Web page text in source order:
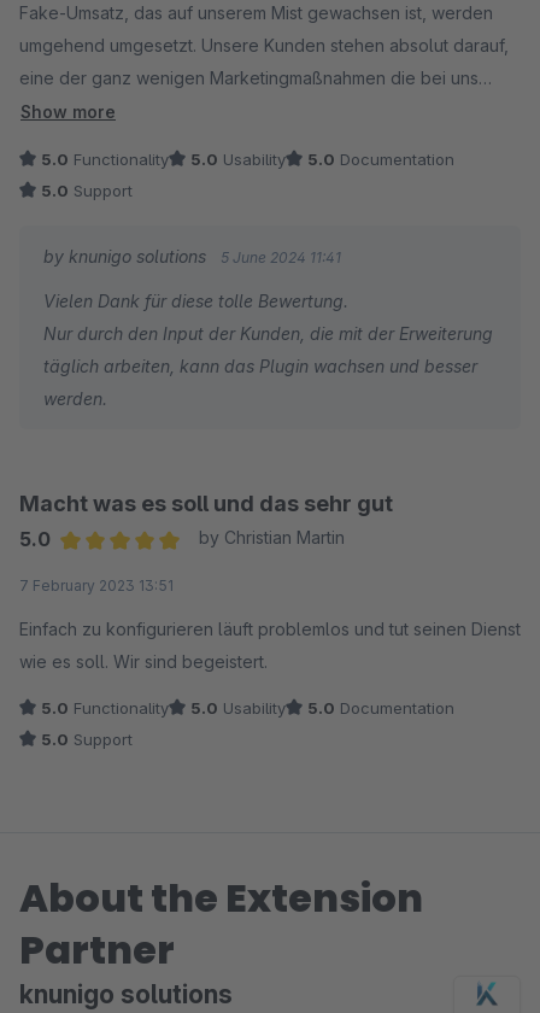
Fake-Umsatz, das auf unserem Mist gewachsen ist, werden
umgehend umgesetzt. Unsere Kunden stehen absolut darauf,
eine der ganz wenigen Marketingmaßnahmen die bei uns
wirklich was gebracht haben. Zurzeit misten wir unseren Shop
2024 fliegt nach Lizenzablauf alles raus, was nicht unbedingt
der Preis vertretbar ist 149 Euro ist für uns absolut OK für die
Leistung. Mondpreise wie sie viele Anbieter hier inzwischen
verlangen von 300, 400 oder noch mehr Euro würden wir
natürlich nicht mehr mitmachen, Treuerabatte könnten wir auch
wie früher über die Kundengruppen regeln. Das hat aber
Show more
5.0 Functionality 5.0 Usability 5.0 Documentation
5.0 Support
by knunigo solutions 5 June 2024 11:41
Vielen Dank für diese tolle Bewertung.
Nur durch den Input der Kunden, die mit der Erweiterung
täglich arbeiten, kann das Plugin wachsen und besser
werden.
Macht was es soll und das sehr gut
5.0
by Christian Martin
7 February 2023 13:51
Einfach zu konfigurieren läuft problemlos und tut seinen Dienst
wie es soll. Wir sind begeistert.
5.0 Functionality 5.0 Usability 5.0 Documentation
5.0 Support
About the Extension
Partner
knunigo solutions